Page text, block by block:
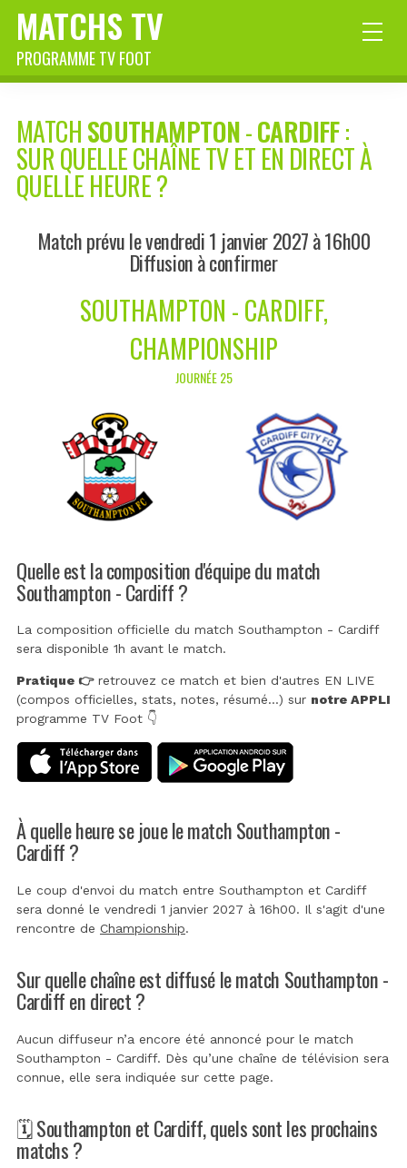
MATCHS TV
PROGRAMME TV FOOT
MATCHSOUTHAMPTON-CARDIFF:
SUR QUELLE CHAÎNE TV ET EN DIRECT À
QUELLE HEURE ?
Match prévu le vendredi 1 janvier 2027 à 16h00
Diffusion à confirmer
SOUTHAMPTON - CARDIFF,
CHAMPIONSHIP
JOURNÉE 25
Quelle est la composition d'équipe du match
Southampton - Cardiff ?
La composition officielle du match Southampton - Cardiff
sera disponible 1h avant le match.
Pratique 👉retrouvez ce match et bien d'autres EN LIVE
(compos officielles, stats, notes, résumé...) sur notre APPLI
programme TV Foot 👇
À quelle heure se joue le match Southampton -
Cardiff ?
Le coup d'envoi du match entre Southampton et Cardiff
sera donné le vendredi 1 janvier 2027 à 16h00. Il s'agit d'une
rencontre de Championship.
Sur quelle chaîne est diffusé le match Southampton -
Cardiff en direct ?
Aucun diffuseur n’a encore été annoncé pour le match
Southampton - Cardiff. Dès qu’une chaîne de télévision sera
connue, elle sera indiquée sur cette page.
🗓️ Southampton et Cardiff, quels sont les prochains
matchs ?